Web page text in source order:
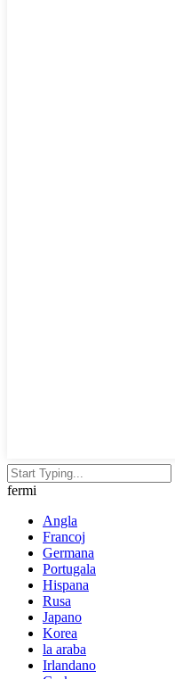
fermi
Angla
Francoj
Germana
Portugala
Hispana
Rusa
Japano
Korea
la araba
Irlandano